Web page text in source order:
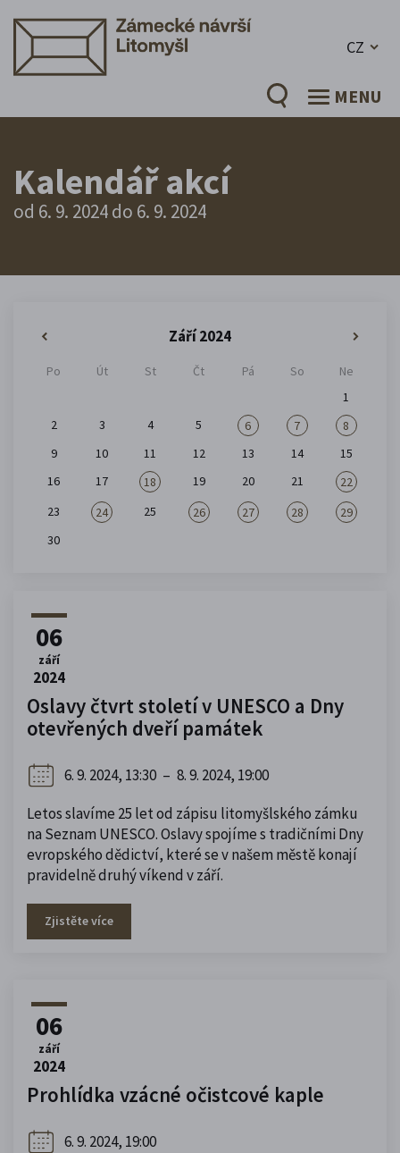
CZ
MENU
Kalendář akcí
od 6. 9. 2024 do 6. 9. 2024
Září 2024
Po Út St Čt Pá So
Ne
1
2
3 4 5 6 7
8
9
10 11 12 13 14
15
16
17 18 19 20 21
22
23
24 25 26 27 28
29
30
06
září
2024
Oslavy čtvrt století v UNESCO a Dny
otevřených dveří památek
6. 9. 2024, 13:30 – 8. 9. 2024, 19:00
Letos slavíme 25 let od zápisu litomyšlského zámku
na Seznam UNESCO. Oslavy spojíme s tradičními Dny
evropského dědictví, které se v našem městě konají
pravidelně druhý víkend v září.
Zjistěte více
06
září
2024
Prohlídka vzácné očistcové kaple
6. 9. 2024, 19:00